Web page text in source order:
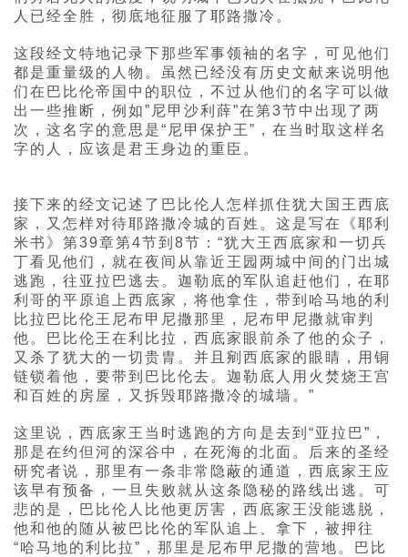
人已经全胜，彻底地征服了耶路撒冷。
这段经文特地记录下那些军事领袖的名字，可见他们
都是重量级的人物。虽然已经没有历史文献来说明他
们在巴比伦帝国中的职位，不过从他们的名字可以做
出一些推断，例如”尼甲沙利薛”在第3节中出现了两
次，这名字的意思是“尼甲保护王”，在当时取这样名
字的人，应该是君王身边的重臣。
接下来的经文记述了巴比伦人怎样抓住犹大国王西底
家，又怎样对待耶路撒冷城的百姓。这是写在《耶利
米书》第39章第4节到8节：“犹大王西底家和一切兵
丁看见他们，就在夜间从靠近王园两城中间的门出城
逃跑，往亚拉巴逃去。迦勒底的军队追赶他们，在耶
利哥的平原追上西底家，将他拿住，带到哈马地的利
比拉巴比伦王尼布甲尼撒那里，尼布甲尼撒就审判
他。巴比伦王在利比拉，西底家眼前杀了他的众子，
又杀了犹大的一切贵胄。并且剜西底家的眼睛，用铜
链锁着他，要带到巴比伦去。迦勒底人用火焚烧王宫
和百姓的房屋，又拆毁耶路撒冷的城墙。”
这里说，西底家王当时逃跑的方向是去到“亚拉巴”，
那是在约但河的深谷中，在死海的北面。后来的圣经
研究者说，那里有一条非常隐蔽的通道，西底家王应
该早有预备，一旦失败就从这条隐秘的路线出逃。可
悲的是，巴比伦人比他更厉害，西底家王没能逃脱，
他和他的随从被巴比伦的军队追上、拿下，被押往
“哈马地的利比拉”，那里是尼布甲尼撒的营地。巴比